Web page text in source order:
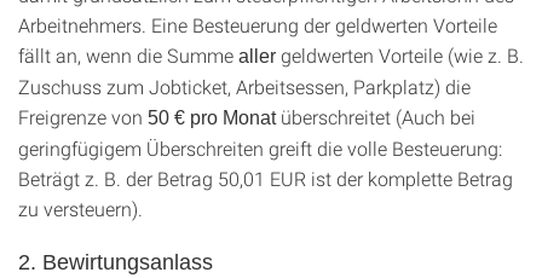
Arbeitnehmers. Eine Besteuerung der geldwerten Vorteile
fällt an, wenn die Summe aller geldwerten Vorteile (wie z. B.
Zuschuss zum Jobticket, Arbeitsessen, Parkplatz) die
Freigrenze von 50 € pro Monat überschreitet (Auch bei
geringfügigem Überschreiten greift die volle Besteuerung:
Beträgt z. B. der Betrag 50,01 EUR ist der komplette Betrag
zu versteuern).
2. Bewirtungsanlass